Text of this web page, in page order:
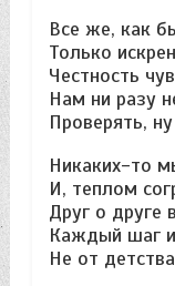
Все же, как
Только
Честность
Нам ни разу
Проверять,
Никаких-то
И, теплом
Друг о друге
Каждый шаг
Не от